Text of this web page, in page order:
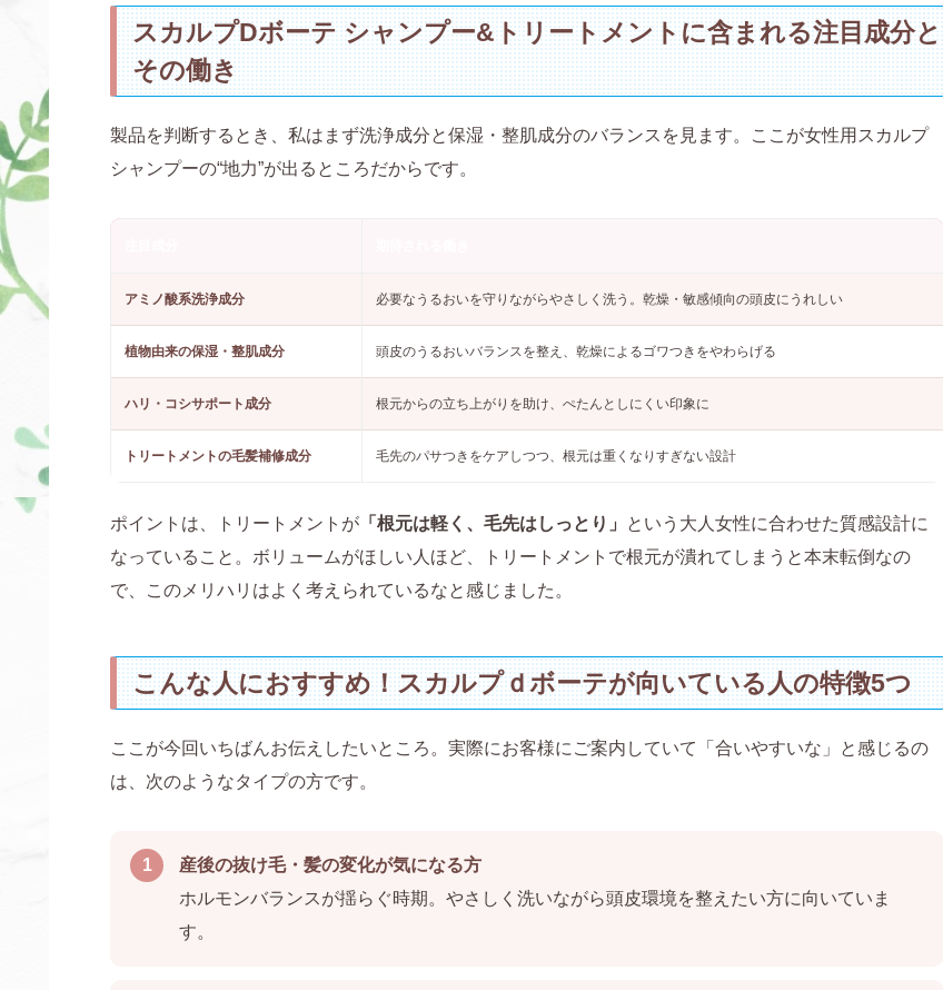
スカルプDボーテ シャンプー&トリートメントに含まれる注目成分と
その働き
製品を判断するとき、私はまず洗浄成分と保湿・整肌成分のバランスを見ます。ここが女性用スカルプ
シャンプーの“地力”が出るところだからです。
アミノ酸系洗浄成分 必要なうるおいを守りながらやさしく洗う。乾燥・敏感傾向の頭皮にうれしい
植物由来の保湿・整肌成分 頭皮のうるおいバランスを整え、乾燥によるゴワつきをやわらげる
ハリ・コシサポート成分 根元からの立ち上がりを助け、ぺたんとしにくい印象に
トリートメントの毛髪補修成分 毛先のパサつきをケアしつつ、根元は重くなりすぎない設計
ポイントは、トリートメントが 「根元は軽く、毛先はしっとり」
という大人女性に合わせた質感設計に
なっていること。ボリュームがほしい人ほど、トリートメントで根元が潰れてしまうと本末転倒なの
で、このメリハリはよく考えられているなと感じました。
こんな人におすすめ！スカルプｄボーテが向いている人の特徴5つ
ここが今回いちばんお伝えしたいところ。実際にお客様にご案内していて「合いやすいな」と感じるの
は、次のようなタイプの方です。
1
産後の抜け毛・髪の変化が気になる方
ホルモンバランスが揺らぐ時期。やさしく洗いながら頭皮環境を整えたい方に向いていま
す。